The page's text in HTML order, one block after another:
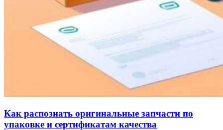
Как распознать оригинальные запчасти по
упаковке и сертификатам качества